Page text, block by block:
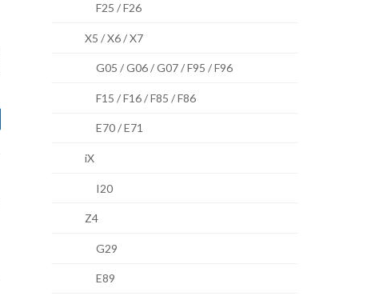
F25 / F26
X5 / X6 / X7
G05 / G06 / G07 / F95 / F96
F15 / F16 / F85 / F86
E70 / E71
iX
I20
Z4
G29
E89